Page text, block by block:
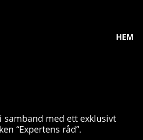
HEM
samband med ett exklusivt
“Expertens råd”.